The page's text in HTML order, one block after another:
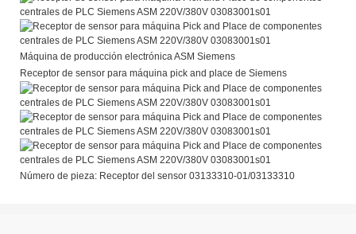
Máquina de producción electrónica ASM Siemens
Receptor de sensor para máquina pick and place de Siemens
Número de pieza: Receptor del sensor 03133310-01/03133310